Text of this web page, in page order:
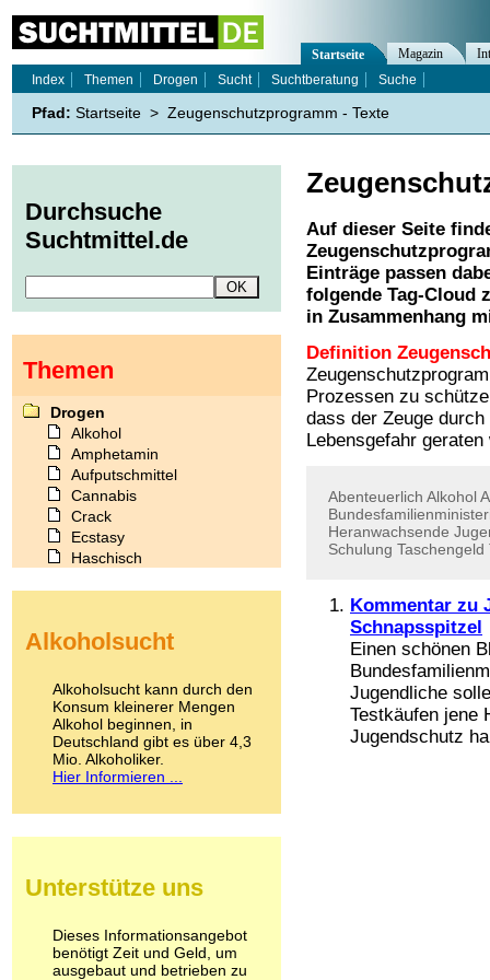
Auf dieser Seite
Einträge passen
folgende Tag-Cloud
in Zusammenhang
Definition
Prozessen zu
dass der Zeuge
Lebensgefahr geraten
Abenteuerlich Alkohol
Heranwachsende
Schulung Taschengeld
Kommentar zu
Schnapsspitzel
Einen schönen
Jugendliche
Testkäufen jene
Jugendschutz
Startseite Magazin
Index
Themen Drogen Sucht Suchtberatung Suche
Pfad: Startseite > Zeugenschutzprogramm - Texte
Durchsuche
Suchtmittel.de
Themen
Drogen
Alkohol
Amphetamin
Aufputschmittel
Cannabis
Crack
Ecstasy
Haschisch
Kokain
LSD
Marihuana
Medikamente
Meskalin
Metamphetamin
Methadon
Pilze
Psychopharmaka
Schlafmittel
Schmerzmittel
Alkoholsucht
Alkoholsucht kann durch den
Konsum kleinerer Mengen
Alkohol beginnen, in
Deutschland gibt es über 4,3
Mio. Alkoholiker.
Hier Informieren ...
Unterstütze uns
Dieses Informationsangebot
benötigt Zeit und Geld, um
ausgebaut und betrieben zu